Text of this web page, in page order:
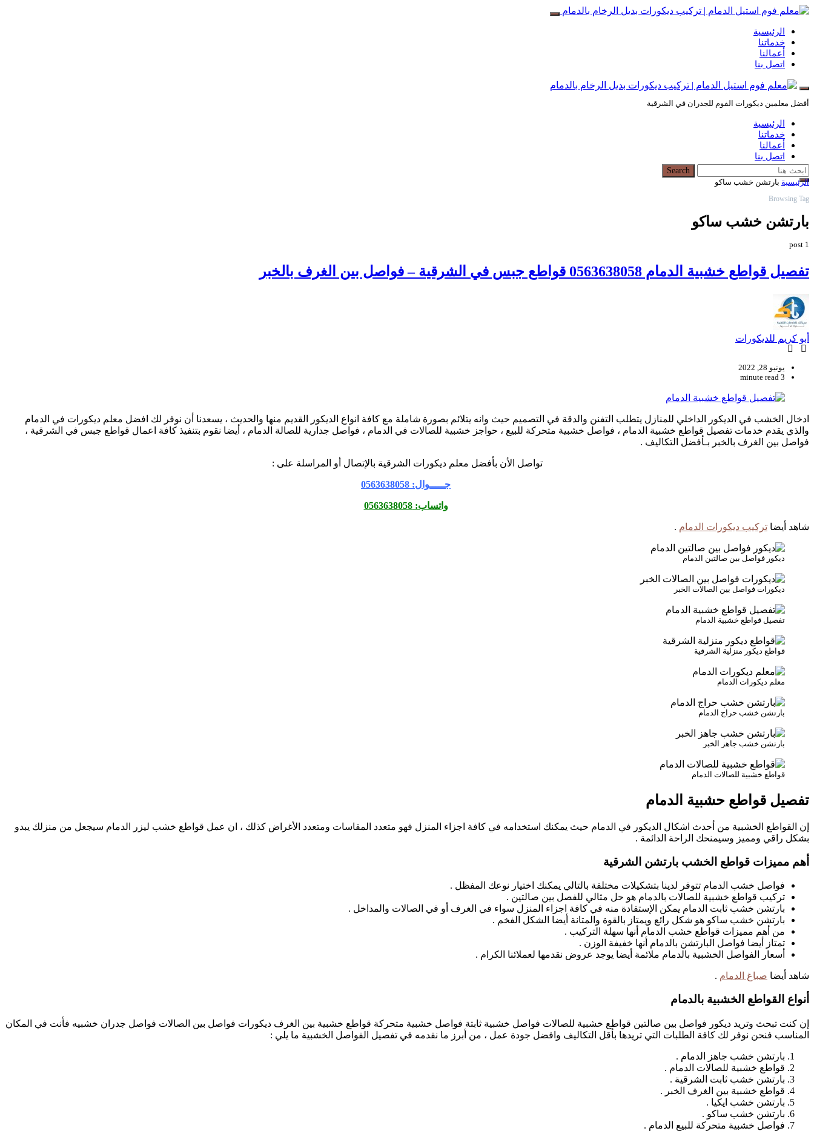
الرئيسية
خدماتنا
أعمالنا
اتصل بنا
أفضل معلمين ديكورات الفوم للجدران في الشرقية
الرئيسية
خدماتنا
أعمالنا
اتصل بنا
Search for:
Search
الرئيسية بارتشن خشب ساكو
Browsing Tag
بارتشن خشب ساكو
1 post
تفصيل قواطع خشبية الدمام 0563638058 قواطع جبس في الشرقية – فواصل بين الغرف بالخبر
أبو كريم للديكورات
يونيو 28, 2022
3 minute read
ادخال الخشب في الديكور الداخلي للمنازل يتطلب التفنن والدقة في التصميم حيث وانه يتلائم بصورة شاملة مع كافة انواع الديكور القديم منها والحديث ، يسعدنا أن نوفر لك افضل معلم ديكورات في الدمام
والذي يقدم خدمات تفصيل قواطع خشبية الدمام ، فواصل خشبية متحركة للبيع ، حواجز خشبية للصالات في الدمام ، فواصل جدارية للصالة الدمام ، أيضا نقوم بتنفيذ كافة اعمال قواطع جبس في الشرقية ،
فواصل بين الغرف بالخبر بـأفضل التكاليف .
تواصل الأن بأفضل معلم ديكورات الشرقية بالإتصال أو المراسلة على :
جـــــوال: 0563638058
واتساب: 0563638058
شاهد أيضا تركيب ديكورات الدمام .
ديكور فواصل بين صالتين الدمام
ديكورات فواصل بين الصالات الخبر
تفصيل قواطع خشبية الدمام
قواطع ديكور منزلية الشرقية
معلم ديكورات الدمام
بارتشن خشب حراج الدمام
بارتشن خشب جاهز الخبر
قواطع خشبية للصالات الدمام
تفصيل قواطع حشبية الدمام
إن القواطع الخشبية من أحدث اشكال الديكور في الدمام حيث يمكنك استخدامه في كافة اجزاء المنزل فهو متعدد المقاسات ومتعدد الأغراض كذلك ، ان عمل قواطع خشب ليزر الدمام سيجعل من منزلك يبدو
بشكل راقي ومميز وسيمنحك الراحة الدائمة .
أهم مميزات قواطع الخشب بارتشن الشرقية
فواصل خشب الدمام تتوفر لدينا بتشكيلات مختلفة بالتالي يمكنك اختيار نوعك المفظل .
تركيب قواطع خشبية للصالات بالدمام هو حل مثالي للفصل بين صالتين .
بارتشن خشب ثابت الدمام يمكن الإستفادة منه في كافة اجزاء المنزل سواء في الغرف أو في الصالات والمداخل .
بارتشن خشب ساكو هو شكل رائع ويمتاز بالقوة والمتانة أيضا الشكل الفخم .
من أهم مميزات قواطع خشب الدمام أنها سهلة التركيب .
تمتاز أيضا فواصل البارتشن بالدمام أنها خفيفة الوزن .
أسعار الفواصل الخشبية بالدمام ملائمة أيضا يوجد عروض نقدمها لعملائنا الكرام .
شاهد أيضا صباغ الدمام .
أنواع القواطع الخشبية بالدمام
إن كنت تبحث وتريد ديكور فواصل بين صالتين قواطع خشبية للصالات فواصل خشبية ثابتة فواصل خشبية متحركة قواطع خشبية بين الغرف ديكورات فواصل بين الصالات فواصل جدران خشبيه فأنت في المكان
المناسب فنحن نوفر لك كافة الطلبات التي تريدها بأقل التكاليف وافضل جودة عمل ، من أبرز ما نقدمه في تفصيل الفواصل الخشبية ما يلي :
بارتشن خشب جاهز الدمام .
قواطع خشبية للصالات الدمام .
بارتشن خشب ثابت الشرقية .
قواطع خشبية بين الغرف الخبر .
بارتشن خشب ايكيا .
بارتشن خشب ساكو .
فواصل خشبية متحركة للبيع الدمام .